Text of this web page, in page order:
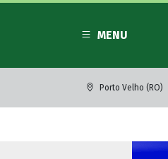
MENU
Porto Velho (RO)